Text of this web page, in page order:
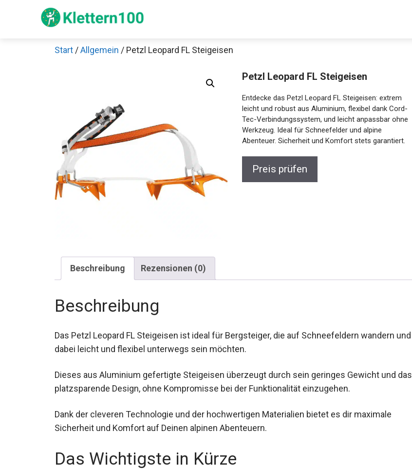
Start /Allgemein / Petzl Leopard FL Steigeisen
Petzl Leopard FL Steigeisen
Entdecke das Petzl Leopard FL Steigeisen: extrem
leicht und robust aus Aluminium, flexibel dank Cord-
Tec-Verbindungssystem, und leicht anpassbar ohne
Werkzeug. Ideal für Schneefelder und alpine
Abenteuer. Sicherheit und Komfort stets garantiert.
Preis prüfen
Beschreibung Rezensionen (0)
Beschreibung
Das Petzl Leopard FL Steigeisen ist ideal für Bergsteiger, die auf Schneefeldern wandern und
dabei leicht und flexibel unterwegs sein möchten.
Dieses aus Aluminium gefertigte Steigeisen überzeugt durch sein geringes Gewicht und das
platzsparende Design, ohne Kompromisse bei der Funktionalität einzugehen.
Dank der cleveren Technologie und der hochwertigen Materialien bietet es dir maximale
Sicherheit und Komfort auf Deinen alpinen Abenteuern.
Das Wichtigste in Kürze